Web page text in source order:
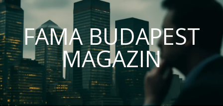
FAMA BUDAPEST
MAGAZIN